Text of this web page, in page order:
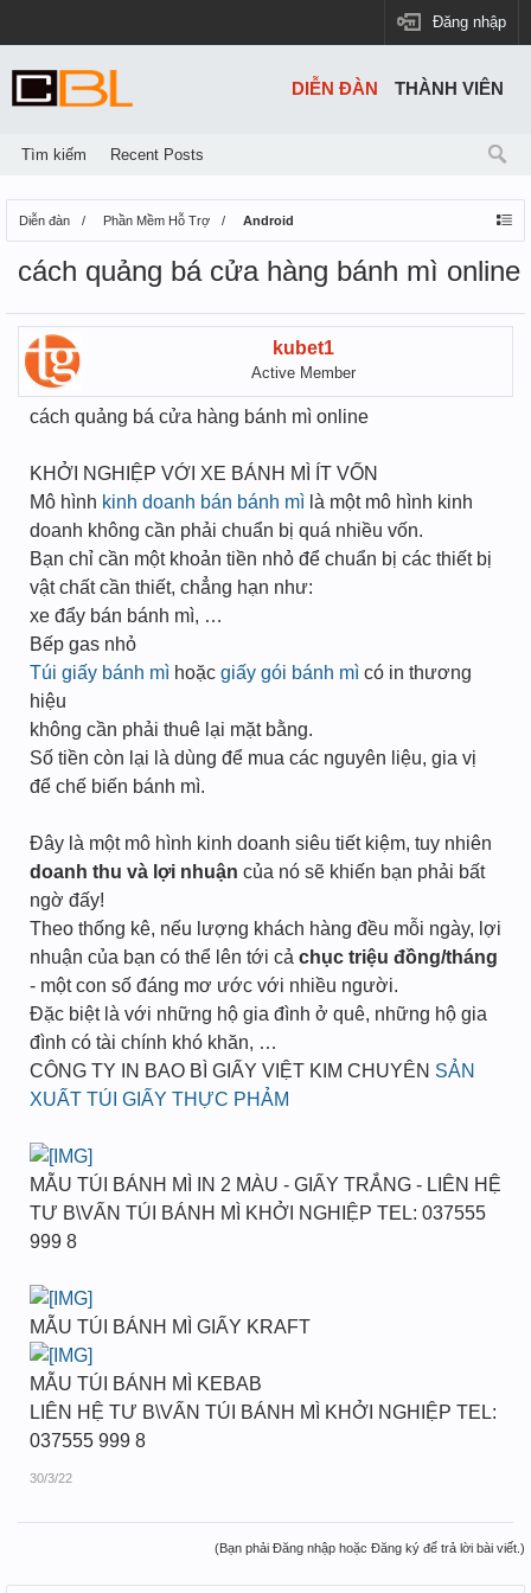
Đăng nhập
Diễn đàn Phần Mềm Hỗ Trợ Android
cách quảng bá cửa hàng bánh mì online
kubet1
Active Member
cách quảng bá cửa hàng bánh mì online
KHỞI NGHIỆP VỚI XE BÁNH MÌ ÍT VỐN
Mô hình kinh doanh bán bánh mì là một mô hình kinh
doanh không cần phải chuẩn bị quá nhiều vốn.
Bạn chỉ cần một khoản tiền nhỏ để chuẩn bị các thiết bị
vật chất cần thiết, chẳng hạn như:
xe đẩy bán bánh mì, …
Bếp gas nhỏ
Túi giấy bánh mì hoặc giấy gói bánh mì có in thương
hiệu
không cần phải thuê lại mặt bằng.
Số tiền còn lại là dùng để mua các nguyên liệu, gia vị
để chế biến bánh mì.
Đây là một mô hình kinh doanh siêu tiết kiệm, tuy nhiên
doanh thu và lợi nhuận của nó sẽ khiến bạn phải bất
ngờ đấy!
Theo thống kê, nếu lượng khách hàng đều mỗi ngày, lợi
nhuận của bạn có thể lên tới cả chục triệu đồng/tháng
- một con số đáng mơ ước với nhiều người.
Đặc biệt là với những hộ gia đình ở quê, những hộ gia
đình có tài chính khó khăn, …
CÔNG TY IN BAO BÌ GIẤY VIỆT KIM CHUYÊN SẢN
XUẤT TÚI GIẤY THỰC PHẢM
MẪU TÚI BÁNH MÌ IN 2 MÀU - GIẤY TRẮNG - LIÊN HỆ
TƯ B\VẤN TÚI BÁNH MÌ KHỞI NGHIỆP TEL: 037555
999 8
MẪU TÚI BÁNH MÌ GIẤY KRAFT
MẪU TÚI BÁNH MÌ KEBAB
LIÊN HỆ TƯ B\VẤN TÚI BÁNH MÌ KHỞI NGHIỆP TEL:
037555 999 8
30/3/22
(Bạn phải Đăng nhập hoặc Đăng ký để trả lời bài viết.)
DIỄN ĐÀN
Tìm kiếm Recent Posts
THÀNH VIÊN